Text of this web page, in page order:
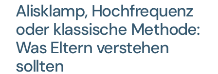
Alisklamp, Hochfrequenz
oder klassische Methode:
Was Eltern verstehen
sollten